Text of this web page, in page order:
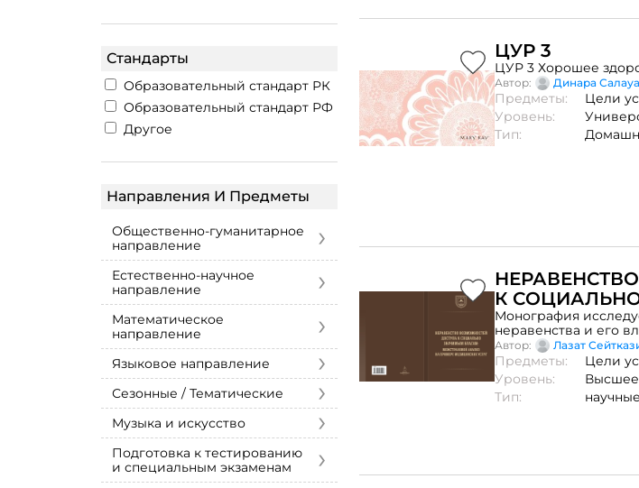
Стандарты
Образовательный стандарт РК
Образовательный стандарт РФ
Другое
Направления И Предметы
Общественно-гуманитарное
направление
›
Естественно-научное
направление
›
Математическое
направление
›
Языковое направление ›
Сезонные / Тематические ›
Музыка и искусство ›
Подготовка к тестированию
и специальным экзаменам
›
ЦУР 3
ЦУР 3 Хорошее
Автор: Динара
Предметы:
Цели
Уровень:
Тип:
К
Монография
неравенства и его
благосостояние. На
социальной
к анализу
возможностям, так и
зрения самих людей,
стран. Монография
Автор: Лазат
Предметы:
Цели
Уровень:
Высшее
Тип: